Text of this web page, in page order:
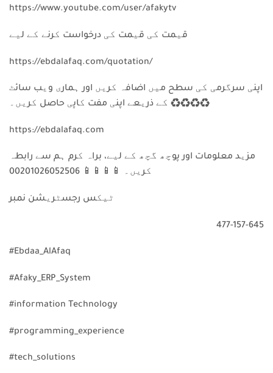
https://www.youtube.com/user/afakytv
قیمت کی قیمت کی درخواست کرنے کے لیے
https://ebdalafaq.com/quotation/
اپنی سرگرمی کی سطح میں اضافہ کریں اور ہماری ویب سائٹ
♻️♻️♻️♻️
https://ebdalafaq.com
مزید معلومات اور پوچھ گچھ کے لیے، براہ کرم ہم سے رابطہ
کریں۔
📱
📱
📱
📱
ٹیکس رجسٹریشن نمبر
477-157-645
#Ebdaa_AlAfaq
#Afaky_ERP_System
#information Technology
#programming_experience
#tech_solutions